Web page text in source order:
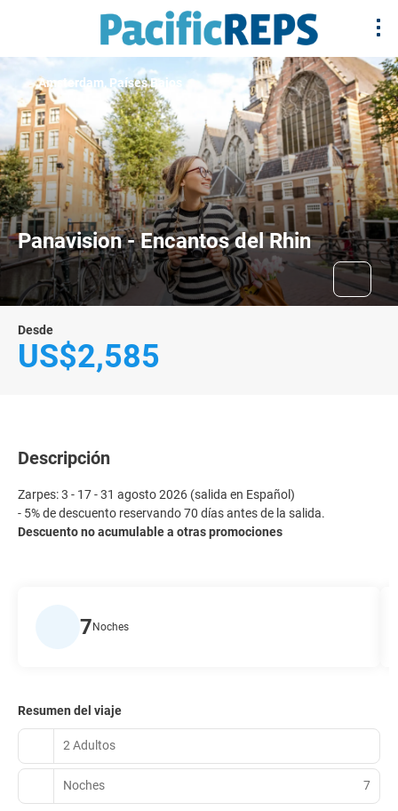
Panavision - Encantos del Rhin
Amsterdam, Países Bajos
Desde
US$2,585
Descripción
Zarpes: 3 - 17 - 31 agosto 2026 (salida en Español)
- 5% de descuento reservando 70 días antes de la salida.
Descuento no acumulable a otras promociones
7Noches
Resumen del viaje
2 Adultos
Noches 7